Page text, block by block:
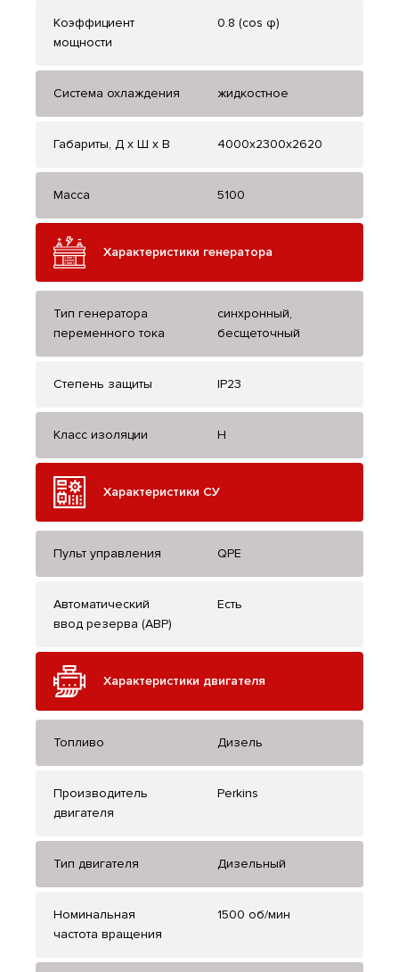
Коэффициент
мощности
0.8 (cos φ)
Система охлаждения жидкостное
Габариты, Д x Ш x В 4000x2300x2620
Масса 5100
Характеристики генератора
Тип генератора
переменного тока
синхронный,
бесщеточный
Степень защиты IP23
Класс изоляции H
Характеристики СУ
Пульт управления QPE
Автоматический
ввод резерва (АВР)
Есть
Характеристики двигателя
Топливо Дизель
Производитель
двигателя
Perkins
Тип двигателя Дизельный
Номинальная
частота вращения
1500 об/мин